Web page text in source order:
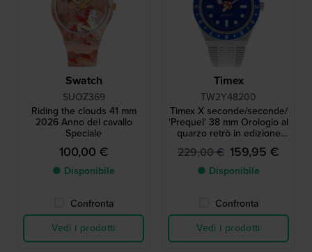
Swatch
SUOZ369
Riding the clouds 41 mm
2026 Anno del cavallo
Speciale
100,00 €
● Disponibile
Confronta
Vedi i prodotti
Timex
TW2Y48200
Timex X seconde/seconde/
'Prequel' 38 mm Orologio al
quarzo retrò in edizione
speciale
229,00 € 159,95 €
● Disponibile
Confronta
Vedi i prodotti